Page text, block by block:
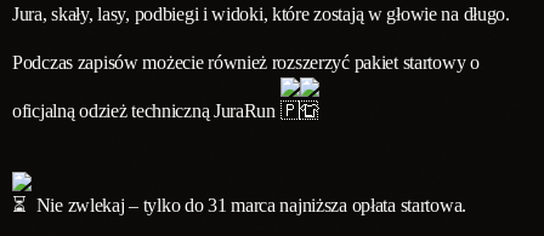
Jura, skały, lasy, podbiegi i widoki, które zostają w głowie na długo.
Podczas zapisów możecie również rozszerzyć pakiet startowy o
oficjalną odzież techniczną JuraRun
Nie zwlekaj – tylko do 31 marca najniższa opłata startowa.